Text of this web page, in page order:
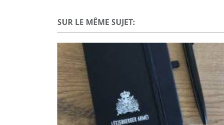
SUR LE MÊME SUJET: